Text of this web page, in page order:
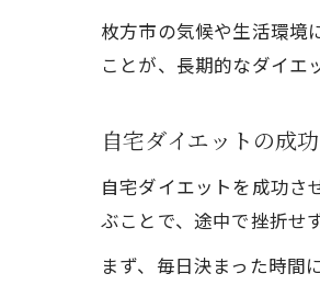
枚方市の気候や生活環境
ことが、長期的なダイエ
自宅ダイエットの成
自宅ダイエットを成功さ
ぶことで、途中で挫折せ
まず、毎日決まった時間